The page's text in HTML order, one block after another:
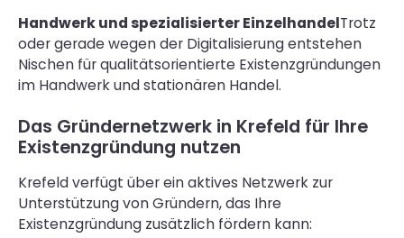
Handwerk und spezialisierter EinzelhandelTrotz
oder gerade wegen der Digitalisierung entstehen
Nischen für qualitätsorientierte Existenzgründungen
im Handwerk und stationären Handel.
Das Gründernetzwerk in Krefeld für Ihre
Existenzgründung nutzen
Krefeld verfügt über ein aktives Netzwerk zur
Unterstützung von Gründern, das Ihre
Existenzgründung zusätzlich fördern kann: